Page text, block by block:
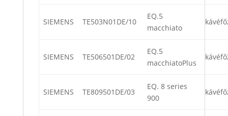
SIEMENS TE503N01DE/10
EQ.5
macchiato
SIEMENS TE506501DE/02
EQ.5
macchiatoPlus
SIEMENS TE809501DE/03
EQ. 8 series
900